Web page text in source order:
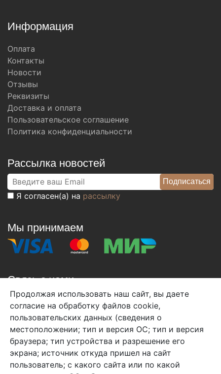
Информация
Оплата
Контакты
Новости
Отзывы
Реквизиты
Доставка и оплата
Пользовательское соглашение
Политика конфиденциальности
Рассылка новостей
Я согласен(а) на рассылку
Мы принимаем
Связь с нами
+7 (495) 933-38-08
info@arben-textile.ru- оптовые продажи
Арбен текстиль г. Щелково, пер.
Продолжая использовать наш сайт, вы даете
согласие на обработку файлов cookie,
пользовательских данных (сведения о
местоположении; тип и версия ОС; тип и версия
браузера; тип устройства и разрешение его
экрана; источник откуда пришел на сайт
пользователь; с какого сайта или по какой